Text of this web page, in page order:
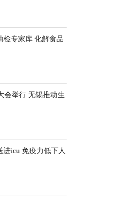
检专家库 化解食品
会举行 无锡推动生
进icu 免疫力低下人